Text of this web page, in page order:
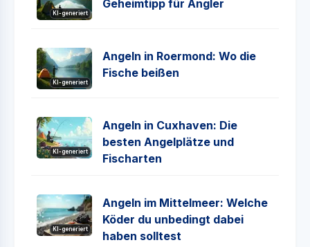
KI-generiert
Geheimtipp für Angler
KI-generiert
Angeln in Roermond: Wo die
Fische beißen
KI-generiert
Angeln in Cuxhaven: Die
besten Angelplätze und
Fischarten
KI-generiert
Angeln im Mittelmeer: Welche
Köder du unbedingt dabei
haben solltest